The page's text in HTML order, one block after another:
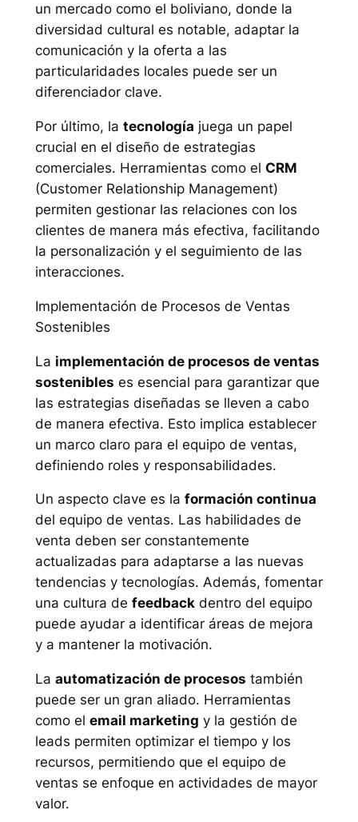
un mercado como el boliviano, donde la
diversidad cultural es notable, adaptar la
comunicación y la oferta a las
particularidades locales puede ser un
diferenciador clave.
Por último, la tecnología juega un papel
crucial en el diseño de estrategias
comerciales. Herramientas como el CRM
(Customer Relationship Management)
permiten gestionar las relaciones con los
clientes de manera más efectiva, facilitando
la personalización y el seguimiento de las
interacciones.
Implementación de Procesos de Ventas
Sostenibles
La implementación de procesos de ventas
sostenibles es esencial para garantizar que
las estrategias diseñadas se lleven a cabo
de manera efectiva. Esto implica establecer
un marco claro para el equipo de ventas,
definiendo roles y responsabilidades.
Un aspecto clave es la formación continua
del equipo de ventas. Las habilidades de
venta deben ser constantemente
actualizadas para adaptarse a las nuevas
tendencias y tecnologías. Además, fomentar
una cultura de feedbackdentro del equipo
puede ayudar a identificar áreas de mejora
y a mantener la motivación.
La automatización de procesos también
puede ser un gran aliado. Herramientas
como el email marketing y la gestión de
leads permiten optimizar el tiempo y los
recursos, permitiendo que el equipo de
ventas se enfoque en actividades de mayor
valor.